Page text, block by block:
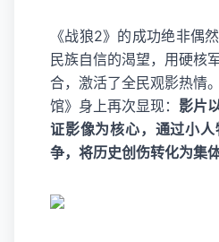
《战狼2》的成功绝非偶
民族自信的渴望，用硬核
合，激活了全民观影热情
馆》身上再次显现： 影片
证影像为核心，通过小
争，将历史创伤转化为集